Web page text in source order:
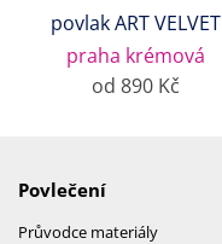
povlak ART VELVET
praha krémová
od 890 Kč
Povlečení
Průvodce materiály